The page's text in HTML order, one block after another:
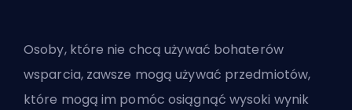
Osoby, które nie chcą używać bohaterów
wsparcia, zawsze mogą używać przedmiotów,
które mogą im pomóc osiągnąć wysoki wynik